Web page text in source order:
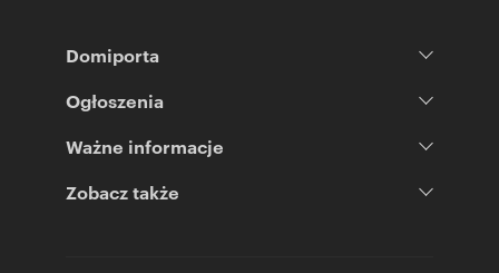
Domiporta
Ogłoszenia
Ważne informacje
Zobacz także